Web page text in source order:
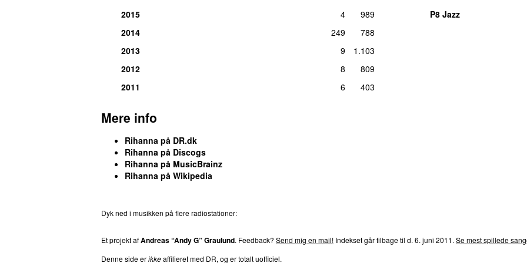
Bitch Better Have My Money (Diplo & Grandtheft Remix)
Love on the Brain (Gigamesh Remix)
Needed Me
Now I Know
We All Want Love
2015
4
989
2014
249
788
2013
9
1.103
2012
8
809
2011
6 403
P8 Jazz
Mere info
Rihanna på DR.dk
Rihanna på Discogs
Rihanna på MusicBrainz
Rihanna på Wikipedia
Dyk ned i musikken på flere radiostationer:
Et projekt afAndreas “Andy G” Graulund. Feedback? Send mig en mail! Indekset går tilbage til d. 6. juni 2011. Se mest spillede
Denne side erikkeaffilieret med DR, og er totalt uofficiel.